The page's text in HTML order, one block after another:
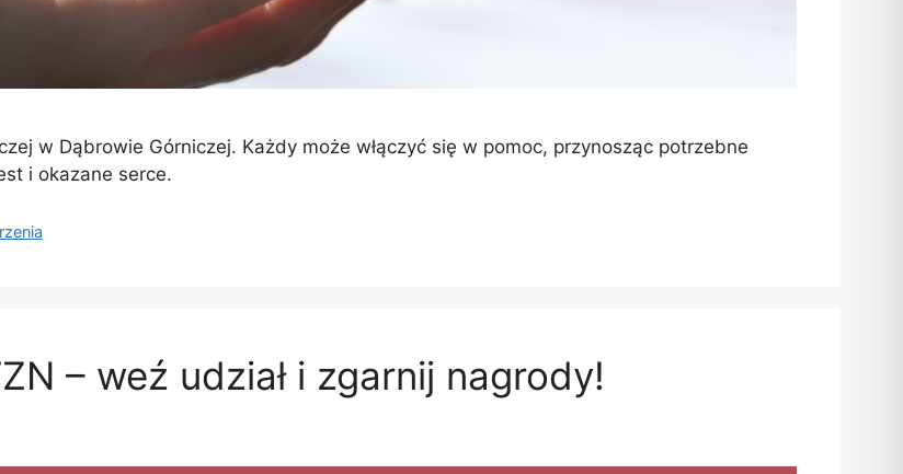
w Dąbrowie Górniczej. Każdy może włączyć się w pomoc, przynosząc potrzebne
i okazane serce.
– weź udział i zgarnij nagrody!